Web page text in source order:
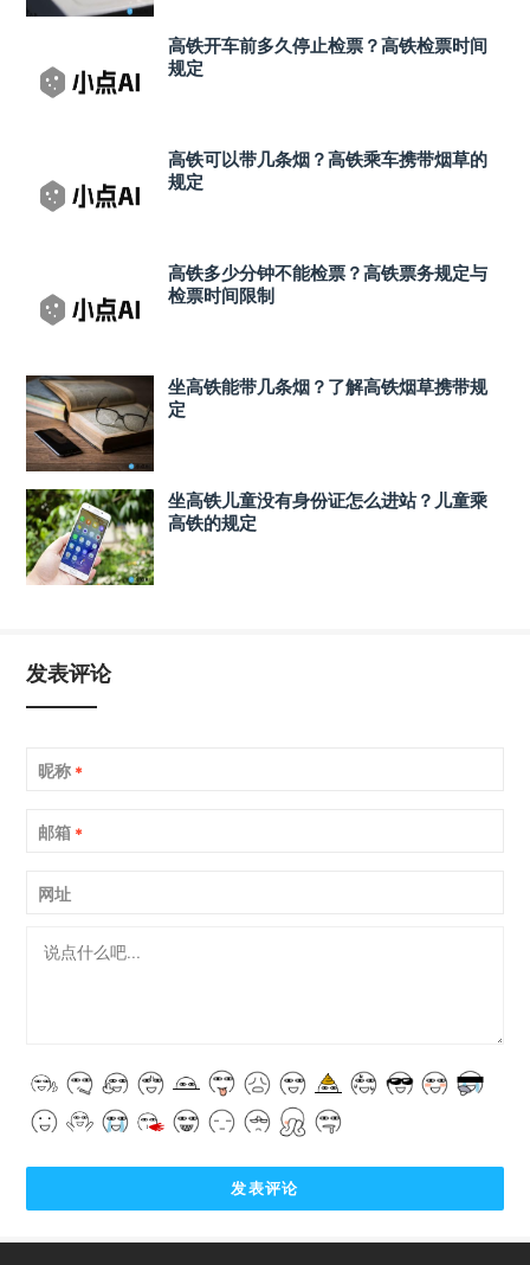
高铁开车前多久停止检票？高铁检票时间
规定
高铁可以带几条烟？高铁乘车携带烟草的
规定
高铁多少分钟不能检票？高铁票务规定与
检票时间限制
坐高铁能带几条烟？了解高铁烟草携带规
定
坐高铁儿童没有身份证怎么进站？儿童乘
高铁的规定
发表评论
昵称 *
邮箱 *
网址